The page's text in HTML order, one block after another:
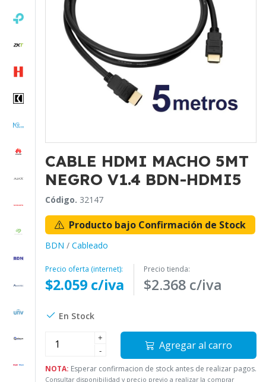
CABLE HDMI MACHO 5MT
NEGRO V1.4 BDN-HDMI5
Código. 32147
Producto bajo Confirmación de Stock
BDN / Cableado
Precio oferta (internet):
$2.059 c/iva
Precio tienda:
$2.368 c/iva
En Stock
+
-
Agregar al carro
NOTA: Esperar confirmacion de stock antes de realizar pagos.
Consultar disponibilidad y precio previo a realizar la comprar